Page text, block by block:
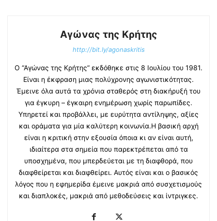
Αγώνας της Κρήτης
http://bit.ly/agonaskritis
Ο “Αγώνας της Κρήτης” εκδόθηκε στις 8 Ιουλίου του 1981.
Είναι η έκφραση μιας πολύχρονης αγωνιστικότητας.
Έμεινε όλα αυτά τα χρόνια σταθερός στη διακήρυξή του
για έγκυρη – έγκαιρη ενημέρωση χωρίς παρωπίδες.
Υπηρετεί και προβάλλει, με ευρύτητα αντίληψης, αξίες
και οράματα για μία καλύτερη κοινωνία.Η βασική αρχή
είναι η κριτική στην εξουσία όποια κι αν είναι αυτή,
ιδιαίτερα στα σημεία που παρεκτρέπεται από τα
υποσχημένα, που μπερδεύεται με τη διαφθορά, που
διαφθείρεται και διαφθείρει. Αυτός είναι και ο βασικός
λόγος που η εφημερίδα έμεινε μακριά από συσχετισμούς
και διαπλοκές, μακριά από μεθοδεύσεις και ίντριγκες.